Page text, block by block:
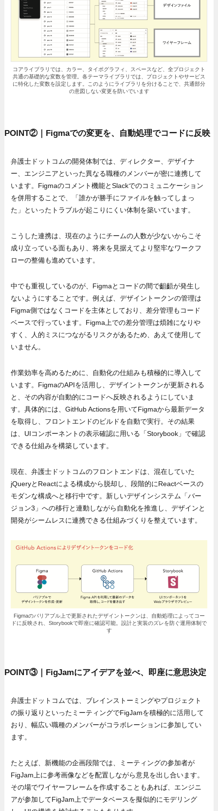
コアライブラリでは、カラー、タイポグラフィ、スペースなど、全プロジェクト
共通の基礎的な変数を管理。各テーマライブラリでは、プロジェクトやサービス
に特化した変数を設定します。このようにライブラリを分けることで、共通部分
の意図しない変更を防いでいます
POINT②｜Figmaでの変更を、自動処理でコードに反映
弁護士ドットコムの開発体制では、ディレクター、デザイナ
ー、エンジニアといった異なる職種のメンバーが密に連携して
います。Figmaのコメント機能とSlackでのコミュニケーション
を併用することで、「誰かが勝手にファイルを触ってしまっ
た」といったトラブルが起こりにくい体制を築いています。
こうした連携は、現在のようにチームの人数が少ないからこそ
成り立っている面もあり、将来を見据えてより堅牢なワークフ
ローの整備も進めています。
中でも重視しているのが、Figmaとコードの間で齟齬が発生し
ないようにすることです。例えば、デザイントークンの管理は
Figma側ではなくコードを主体としており、差分管理もコード
ベースで行っています。Figma上での差分管理は煩雑になりや
すく、人的ミスにつながるリスクがあるため、あえて使用して
いません。
作業効率を高めるために、自動化の仕組みも積極的に導入して
います。FigmaのAPIを活用し、デザイントークンが更新される
と、その内容が自動的にコードへ反映されるようにしていま
す。具体的には、GitHub Actionsを用いてFigmaから最新データ
を取得し、フロントエンドのビルドを自動で実行。その結果
は、UIコンポーネントの表示確認に用いる「Storybook」で確認
できる仕組みを構築しています。
現在、弁護士ドットコムのフロントエンドは、混在していた
jQueryとReactによる構成から脱却し、段階的にReactベースの
モダンな構成へと移行中です。新しいデザインシステム「バー
ジョン3」への移行と連動しながら自動化を推進し、デザインと
開発がシームレスに連携できる仕組みづくりを整えています。
Figmaのバリアブル上で更新されたデザイントークンは、自動処理によってコー
ドに反映され、Storybookで即座に確認可能。設計と実装のズレを防ぐ運用体制で
す
POINT③｜FigJamにアイデアを並べ、即座に意思決定
弁護士ドットコムでは、ブレインストーミングやプロジェクト
の振り返りといったミーティングでFigJamを積極的に活用して
おり、幅広い職種のメンバーがコラボレーションに参加してい
ます。
たとえば、新機能の企画段階では、ミーティングの参加者が
FigJam上に参考画像などを配置しながら意見を出し合います。
その場でワイヤーフレームを作成することもあれば、エンジニ
アが参加してFigJam上でデータベースを擬似的にモデリング